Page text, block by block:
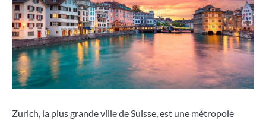
Zurich, la plus grande ville de Suisse, est une métropole